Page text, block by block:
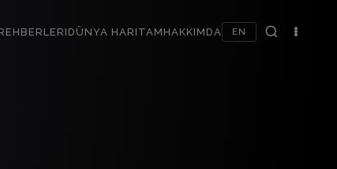
DÜNYA HARITAM HAKKIMDA EN